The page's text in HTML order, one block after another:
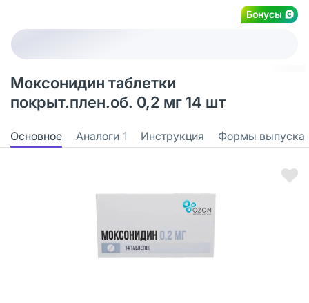
Бонусы
Моксонидин таблетки
покрыт.плен.об. 0,2 мг 14 шт
Основное Аналоги 1 Инструкция Формы выпуска